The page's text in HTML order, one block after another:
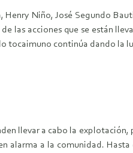
Niño, José Segundo
las acciones que se están
tocaimuno con­tinúa dando la
llevar a cabo la
alarma a la comunidad.